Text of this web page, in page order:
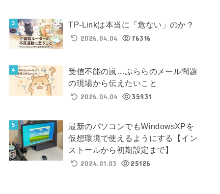
TP-Linkは本当に「危ない」のか？
2026.04.04
76316
受信不能の嵐…ぷららのメール問題
の現場から伝えたいこと
2026.04.04
35931
最新のパソコンでもWindowsXPを
仮想環境で使えるようにする【イン
ストールから初期設定まで】
2024.01.03
25126